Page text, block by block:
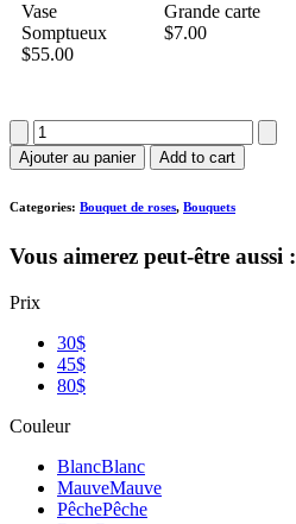
Vase
Somptueux
$55.00
Grande carte
$7.00
quantité
de
Bouquet
roses
Ajouter au panier Add to cart
Categories: Bouquet de roses, Bouquets
Vous aimerez peut-être aussi :
Prix
30$
45$
80$
Couleur
BlancBlanc
MauveMauve
PêchePêche